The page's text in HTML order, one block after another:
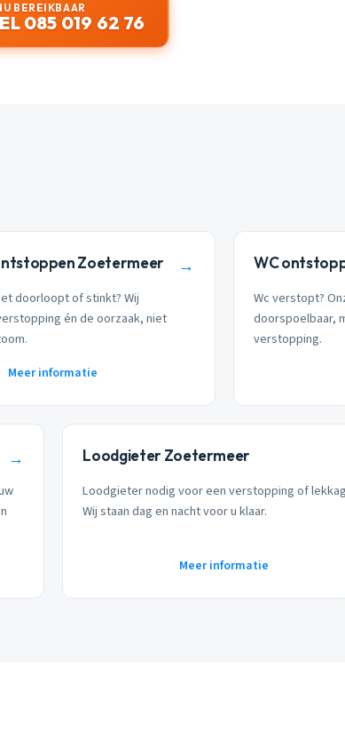
BEREIKBAAR
085 019 62 76
Zoetermeer →
doorloopt of stinkt? Wij
én de oorzaak, niet
Meer informatie
WC
Wc verstopt?
doorspoelbaar,
verstopping.
→ Loodgieter Zoetermeer
Loodgieter nodig voor een verstopping of
Wij staan dag en nacht voor u klaar.
Meer informatie